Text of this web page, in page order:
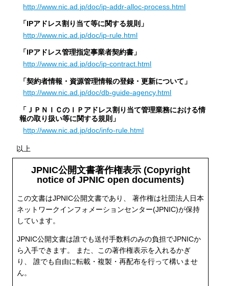
http://www.nic.ad.jp/doc/ip-addr-alloc-process.html
「IPアドレス割り当て等に関する規則」
http://www.nic.ad.jp/doc/ip-rule.html
「IPアドレス管理指定事業者契約書」
http://www.nic.ad.jp/doc/ip-contract.html
「契約者情報・資源管理情報の登録・更新について」
http://www.nic.ad.jp/doc/db-guide-agency.html
「ＪＰＮＩＣのＩＰアドレス割り当て管理業務における情
報の取り扱い等に関する規則」
http://www.nic.ad.jp/doc/info-rule.html
以上
JPNIC公開文書著作権表示 (Copyright
notice of JPNIC open documents)
この文書はJPNIC公開文書であり、 著作権は社団法人日本
ネットワークインフォメーションセンター(JPNIC)が保持
しています。
JPNIC公開文書は誰でも送付手数料のみの負担でJPNICか
ら入手できます。 また、この著作権表示を入れるかぎ
り、 誰でも自由に転載・複製・再配布を行って構いませ
ん。